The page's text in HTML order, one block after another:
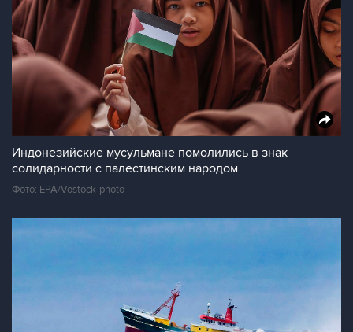
Индонезийские мусульмане помолились в знак
солидарности с палестинским народом
Фото: EPA/Vostock-photo